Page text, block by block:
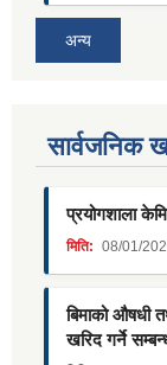
अन्य
सार्वजनिक
प्रयोगशाला
मिति: 08/01/
बिमाको औषधी
खरिद गर्ने